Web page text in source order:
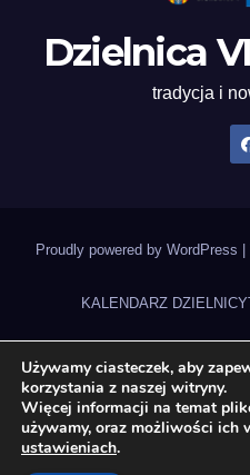
Dzielnica
tradycja i
Proudly powered by WordPress
KALENDARZ DZIELNICY
UCHWAŁY RADY DZIELNICY
ZADANIA DZIELNICY 2026
BUDŻET
Używamy ciasteczek, aby
korzystania z naszej witryny.
Więcej informacji na temat
używamy, oraz możliwości ich
ustawieniach.